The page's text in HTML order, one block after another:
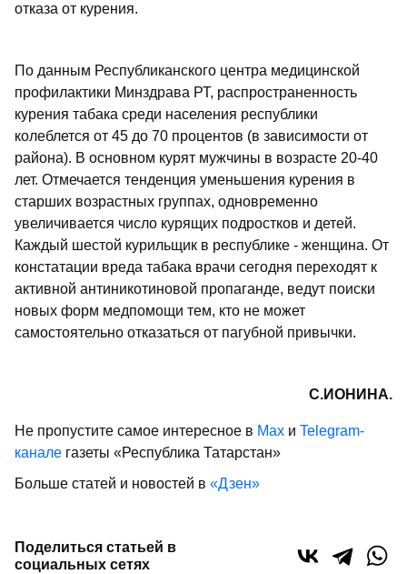
отказа от курения.
По данным Республиканского центра медицинской
профилактики Минздрава РТ, распространенность
курения табака среди населения республики
колеблется от 45 до 70 процентов (в зависимости от
района). В основном курят мужчины в возрасте 20-40
лет. Отмечается тенденция уменьшения курения в
старших возрастных группах, одновременно
увеличивается число курящих подростков и детей.
Каждый шестой курильщик в республике - женщина. От
констатации вреда табака врачи сегодня переходят к
активной антиникотиновой пропаганде, ведут поиски
новых форм медпомощи тем, кто не может
самостоятельно отказаться от пагубной привычки.
С.ИОНИНА.
Не пропустите самое интересное в Max и Telegram-
канале газеты «Республика Татарстан»
Больше статей и новостей в «Дзен»
Поделиться статьей в
социальных сетях